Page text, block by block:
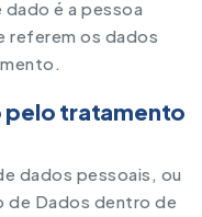
é a pessoa
referem os dados
pelo tratamento
dados pessoais, ou
de Dados dentro de